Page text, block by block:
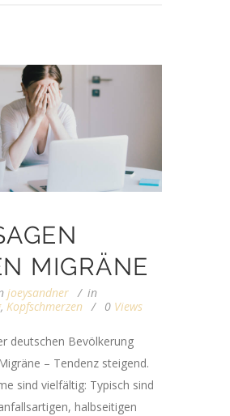
MIGRÄNE
joeysandner
in
, Kopfschmerzen 0 Views
deutschen Bevölkerung
– Tendenz steigend.
sind vielfältig: Typisch sind
halbseitigen